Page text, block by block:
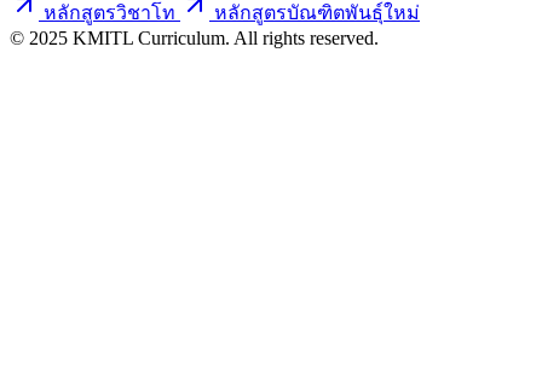
หลักสูตรวิชาโท
หลักสูตรบัณฑิตพันธุ์ใหม่
© 2025 KMITL Curriculum. All rights reserved.